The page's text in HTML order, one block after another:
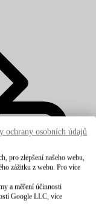
ochrany osobních údajů
pro zlepšení našeho webu,
zážitku z webu. Pro více
a měření účinnosti
Google LLC, více